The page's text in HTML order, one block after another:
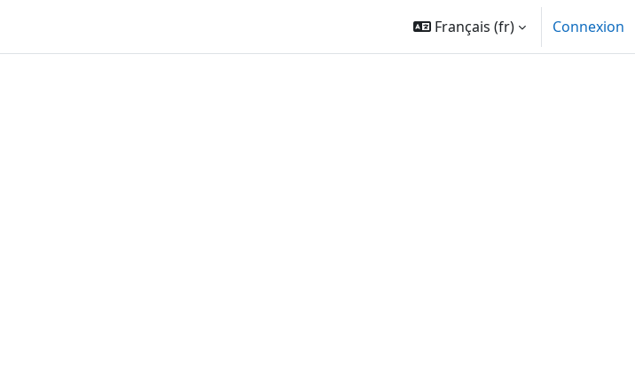
Français ‎(fr)‎ Connexion